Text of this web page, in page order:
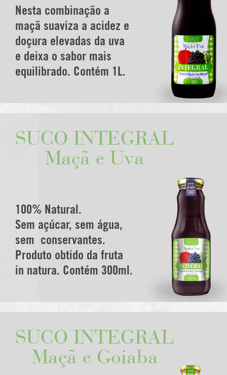
Nesta combinação a
maçã suaviza a acidez e
doçura elevadas da uva
e deixa o sabor mais
equilibrado. Contém 1L.
SUCO INTEGRAL
Maçã e Uva
100% Natural.
Sem açúcar, sem água,
sem conservantes.
Produto obtido da fruta
in natura. Contém 300ml.
SUCO INTEGRAL
Maçã e Goiaba